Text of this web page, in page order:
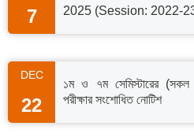
7
2025 (Session: 2022-
DEC
22
১ম ও ৭ম সেমিস্টারের (সকল
পরীক্ষার সংশোধিত নোটিশ